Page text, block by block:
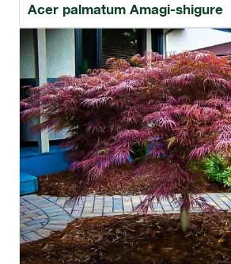
Acer palmatum Amagi-shigure